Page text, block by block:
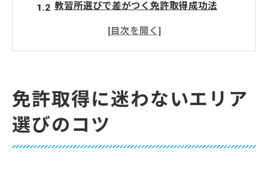
教習所選びで差がつく免許取得成功法
免許取得に最適なエリア選択の判断基準
埼玉県で効率的な免許取得方法とは
効率的な免許取得を叶える通学と合宿の違
い
埼玉県の免許取得で活用すべき最新サービ
免許取得に迷わないエリア
選びのコツ